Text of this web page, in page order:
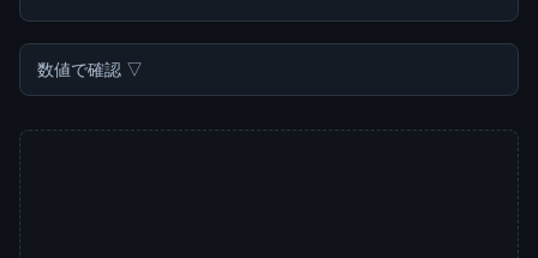
数値で確認 ▽